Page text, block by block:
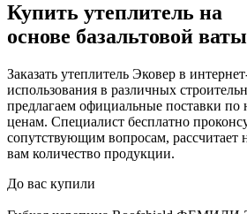
Купить утеплитель на
основе базальтовой ваты
Заказать утеплитель Эковер в
использования в различных
предлагаем официальные поставки
ценам. Специалист бесплатно
сопутствующим вопросам, рассчитает
вам количество продукции.
До вас купили